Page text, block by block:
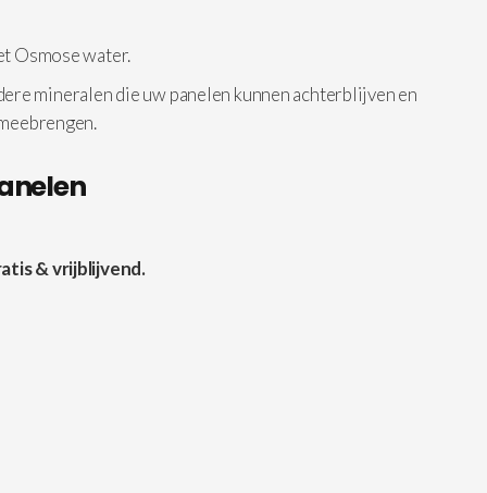
Osmose water.
mineralen die uw panelen kunnen achterblijven en
& vrijblijvend.